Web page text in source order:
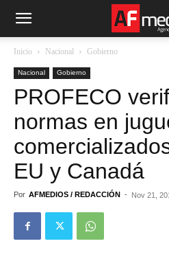
Inicio Nacional Gobierno
Nacional Gobierno
PROFECO
normas en
EU y Canadá
Por AFMEDIOS / REDACCIÓN - Nov 21,